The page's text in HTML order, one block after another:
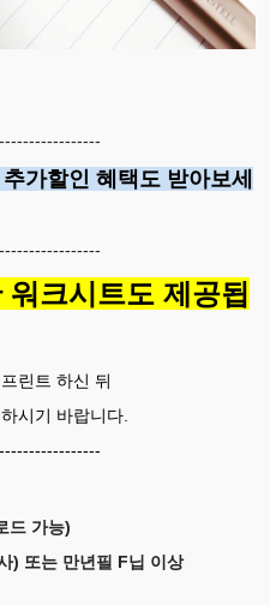
가할인 혜택도 받아보세
크시트도 제공됩
린트 하신 뒤
시기 바랍니다.
드 가능)
) 또는 만년필 F닙 이상